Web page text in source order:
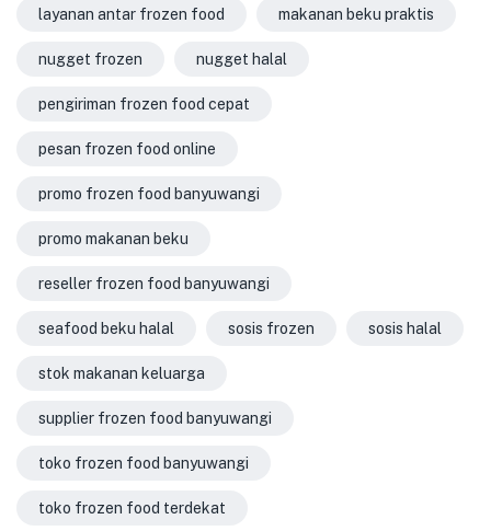
layanan antar frozen food makanan beku praktis
nugget frozen nugget halal
pengiriman frozen food cepat
pesan frozen food online
promo frozen food banyuwangi
promo makanan beku
reseller frozen food banyuwangi
seafood beku halal sosis frozen sosis halal
stok makanan keluarga
supplier frozen food banyuwangi
toko frozen food banyuwangi
toko frozen food terdekat